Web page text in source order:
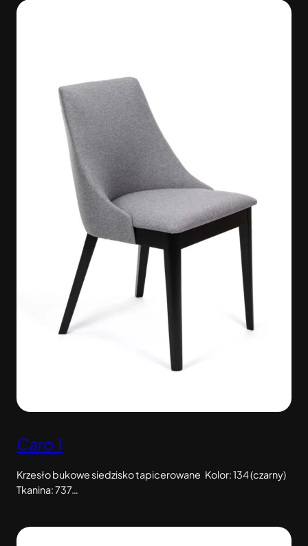
Caro 1
Krzesło bukowe siedzisko tapicerowane Kolor: 134 (czarny)
Tkanina: 737…